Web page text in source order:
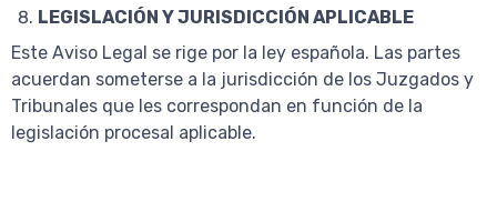
LEGISLACIÓN Y JURISDICCIÓN APLICABLE
Este Aviso Legal se rige por la ley española. Las partes
acuerdan someterse a la jurisdicción de los Juzgados y
Tribunales que les correspondan en función de la
legislación procesal aplicable.